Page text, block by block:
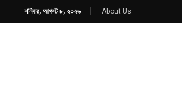
শনিবার, আগস্ট ৮, ২০২৬ About Us